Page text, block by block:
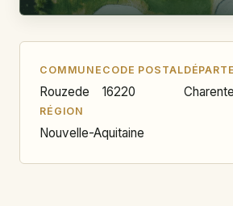
COMMUNE
Rouzede
CODE POSTAL
16220
RÉGION
Nouvelle-Aquitaine